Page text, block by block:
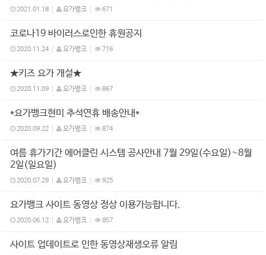
2021.01.18 요가뱅크 671
코로나19 바이러스로인한 휴원공지
2020.11.24 요가뱅크 716
★키즈 요가 개설★
2020.11.09 요가뱅크 867
*요가뱅크현미 추석연휴 배송안내*
2020.09.22 요가뱅크 874
여름 휴가기간 에어클린 시스템 공사안내 7월 29일(수요일)~8월
2일(일요일)
2020.07.29 요가뱅크 925
요가뱅크 사이트 동영상 정상 이용가능합니다.
2020.06.12 요가뱅크 857
사이트 업데이트로 인한 동영상재생오류 알림